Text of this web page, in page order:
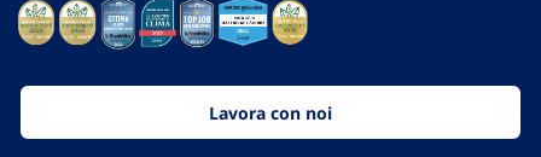
Lavora con noi